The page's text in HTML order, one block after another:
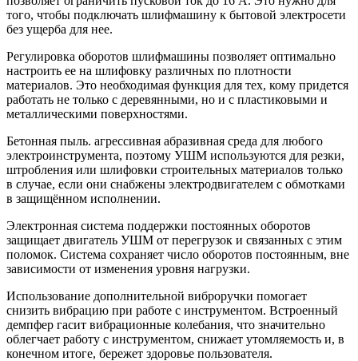
того, чтобы подключать шлифмашину к бытовой электросети
без ущерба для нее.
Регулировка оборотов шлифмашины позволяет оптимально
настроить ее на шлифовку различных по плотности
материалов. Это необходимая функция для тех, кому придется
работать не только с деревянными, но и с пластиковыми и
металлическими поверхностями.
Бетонная пыль. агрессивная абразивная среда для любого
электроинструмента, поэтому УШМ используются для резки,
штробления или шлифовки строительных материалов только
в случае, если они снабжены электродвигателем с обмотками
в защищённом исполнении.
Электронная система поддержки постоянных оборотов
защищает двигатель УШМ от перегрузок и связанных с этим
поломок. Система сохраняет число оборотов постоянным, вне
зависимости от изменения уровня нагрузки.
Использование дополнительной виброручки помогает
снизить вибрацию при работе с инструментом. Встроенный
демпфер гасит вибрационные колебания, что значительно
облегчает работу с инструментом, снижает утомляемость и, в
конечном итоге, бережет здоровье пользователя.